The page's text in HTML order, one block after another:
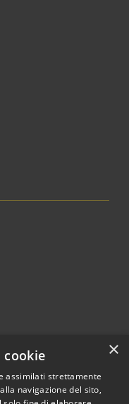
×
assimilati strettamente
navigazione del sito,